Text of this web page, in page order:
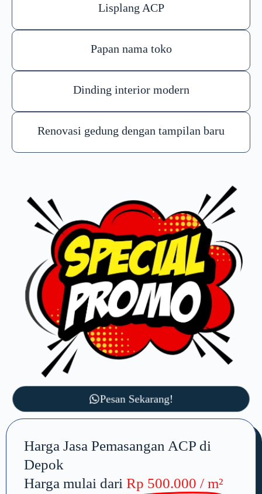
Lisplang ACP
Papan nama toko
Dinding interior modern
Renovasi gedung dengan tampilan baru
Harga Jasa Pemasangan ACP di
Depok
Harga mulai dari Rp 500.000 / m²
Pesan Sekarang!